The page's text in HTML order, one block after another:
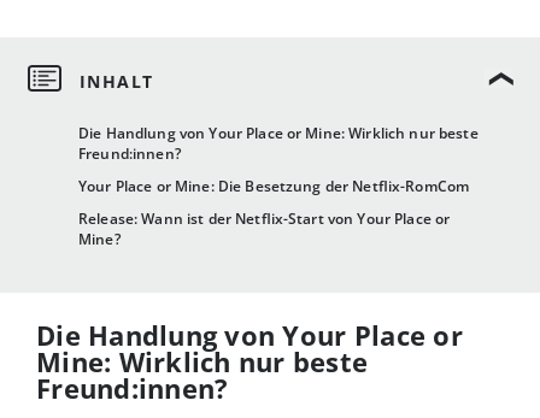
Die Handlung von Your Place or Mine: Wirklich nur beste
Freund:innen?
Your Place or Mine: Die Besetzung der Netflix-RomCom
Release: Wann ist der Netflix-Start von Your Place or
Mine?
Die Handlung von Your Place or
Mine: Wirklich nur beste
Freund:innen?